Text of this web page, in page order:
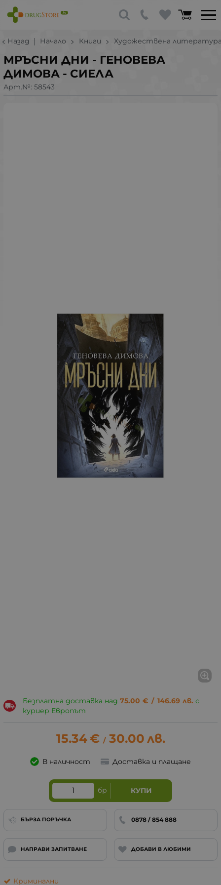
Назад Начало Книги Художествена
МРЪСНИ ДНИ - ГЕНОВЕВА
ДИМОВА - СИЕЛА
Арт.№: 58543
Безплатна доставка над 75.00 € / 146.69 лв. с
куриер Европът
15.34€ / 30.00 лв.
В наличност Доставка и плащане
бр КУПИ
БЪРЗА ПОРЪЧКА 0878 / 854 888
НАПРАВИ ЗАПИТВАНЕ ДОБАВИ В ЛЮБИМИ
Криминални